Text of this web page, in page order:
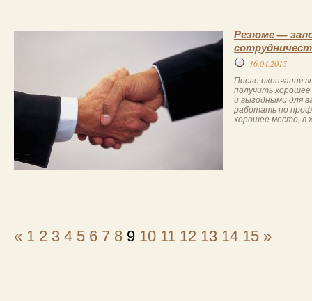
Резюме —
16.04.2015
После окончания
получить
и выгодными для
работать по
хорошее место, в
« 1 2 3 4 5 6 7 8 9 10 11 12 13 14 15 »